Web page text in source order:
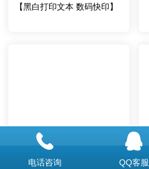
【黑白打印文本 数码快印】
电话咨询 QQ客服